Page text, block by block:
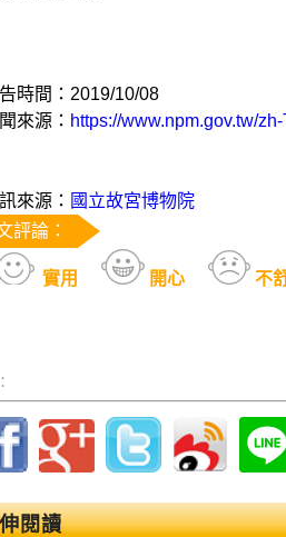
時間：2019/10/08
來源： https://www.npm.gov.tw/
來源： 國立故宮博物院
評論：
實用 開心 不
閱讀